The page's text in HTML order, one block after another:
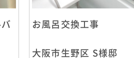
お風呂交換工事
大阪市生野区 S様邸